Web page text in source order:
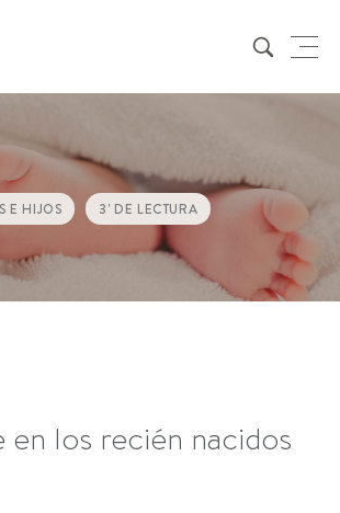
E HIJOS 3' DE LECTURA
en los recién nacidos